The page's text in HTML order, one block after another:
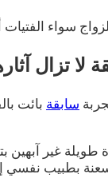
سواء
سابقة بائت
غير آبهين
بطبيب نفسي